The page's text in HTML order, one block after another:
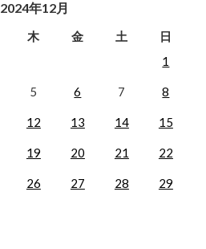
2024年12月
木 金 土
日
1
5 6 7 8
12 13 14 15
19 20 21 22
26 27 28 29